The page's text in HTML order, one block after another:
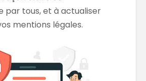
par tous, et à actualiser
mentions légales.